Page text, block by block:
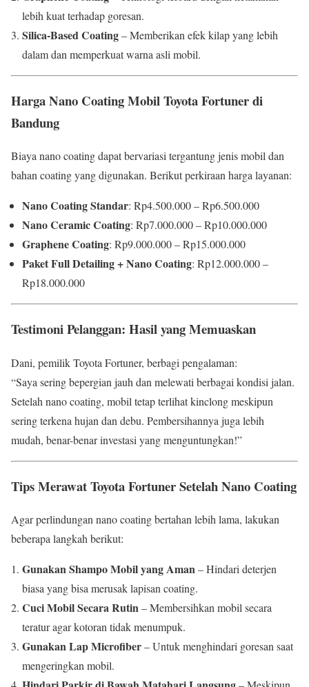
lebih kuat terhadap goresan.
Silica-Based Coating– Memberikan efek kilap yang lebih
dalam dan memperkuat warna asli mobil.
Harga Nano Coating Mobil Toyota Fortuner di
Bandung
Biaya nano coating dapat bervariasi tergantung jenis mobil dan
bahan coating yang digunakan. Berikut perkiraan harga layanan:
Nano Coating Standar: Rp4.500.000 – Rp6.500.000
Nano Ceramic Coating: Rp7.000.000 – Rp10.000.000
Graphene Coating: Rp9.000.000 – Rp15.000.000
Paket Full Detailing + Nano Coating: Rp12.000.000 –
Rp18.000.000
Testimoni Pelanggan: Hasil yang Memuaskan
Dani, pemilik Toyota Fortuner, berbagi pengalaman:
“Saya sering bepergian jauh dan melewati berbagai kondisi jalan.
Setelah nano coating, mobil tetap terlihat kinclong meskipun
sering terkena hujan dan debu. Pembersihannya juga lebih
mudah, benar-benar investasi yang menguntungkan!”
Tips Merawat Toyota Fortuner Setelah Nano Coating
Agar perlindungan nano coating bertahan lebih lama, lakukan
beberapa langkah berikut:
Gunakan Shampo Mobil yang Aman– Hindari deterjen
biasa yang bisa merusak lapisan coating.
Cuci Mobil Secara Rutin– Membersihkan mobil secara
teratur agar kotoran tidak menumpuk.
Gunakan Lap Microfiber– Untuk menghindari goresan saat
mengeringkan mobil.